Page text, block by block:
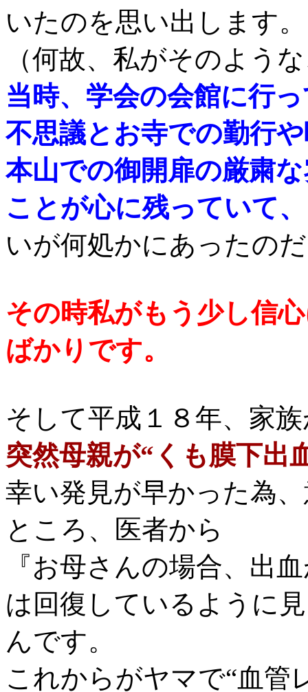
いたのを思い出します。
（何故、私がそのよう
当時、学会の会館に行
不思議とお寺での勤行
本山での御開扉の厳粛
ことが心に残っていて
いが何処かにあったの
その時私がもう少し信
ばかりです。
そして平成１８年、家
突然母親が“くも膜下出
幸い発見が早かった為
ところ、医者から
『お母さんの場合、 出
は回復しているように
んです。
これからがヤマで“血管